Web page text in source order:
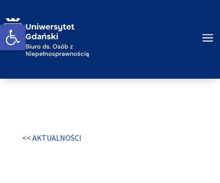
Otwórz widget a
<< AKTUALNOŚCI